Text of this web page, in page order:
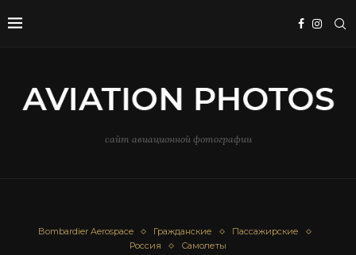
сайт авиационной фотографии
Bombardier Aerospace Гражданские
Пассажирские
Россия
Самолеты